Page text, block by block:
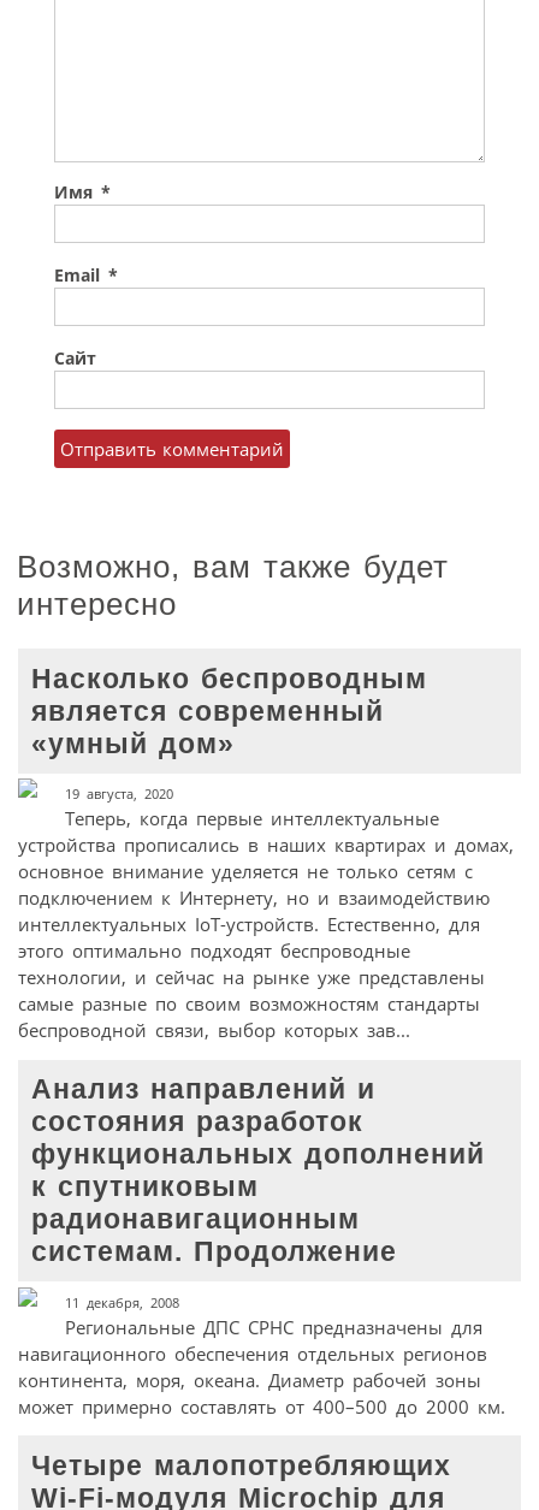
Имя *
Email *
Сайт
Возможно, вам также будет
интересно
Насколько беспроводным
является современный
«умный дом»
19 августа, 2020
Теперь, когда первые интеллектуальные
устройства прописались в наших квартирах и домах,
основное внимание уделяется не только сетям с
подключением к Интернету, но и взаимодействию
интеллектуальных IoT-устройств. Естественно, для
этого оптимально подходят беспроводные
технологии, и сейчас на рынке уже представлены
самые разные по своим возможностям стандарты
беспроводной связи, выбор которых зав...
Анализ направлений и
состояния разработок
функциональных дополнений
к спутниковым
радионавигационным
системам. Продолжение
11 декабря, 2008
Региональные ДПС СРНС предназначены для
навигационного обеспечения отдельных регионов
континента, моря, океана. Диаметр рабочей зоны
может примерно составлять от 400–500 до 2000 км.
Четыре малопотребляющих
Wi-Fi-модуля Microchip для